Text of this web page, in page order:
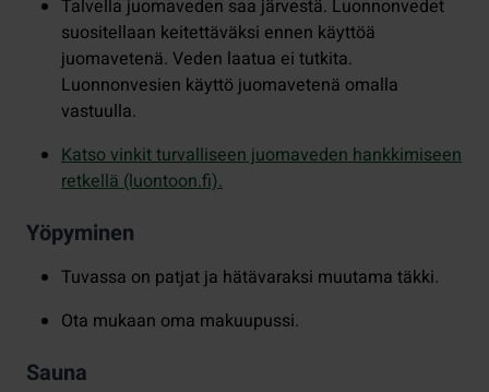
Talvella juomaveden saa järvestä. Luonnonvedet
suositellaan keitettäväksi ennen käyttöä
juomavetenä. Veden laatua ei tutkita.
Luonnonvesien käyttö juomavetenä omalla
vastuulla.
Katso vinkit turvalliseen juomaveden hankkimiseen
retkellä (luontoon.fi).
Yöpyminen
Tuvassa on patjat ja hätävaraksi muutama täkki.
Ota mukaan oma makuupussi.
Sauna